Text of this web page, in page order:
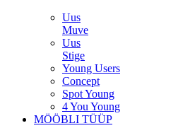
Uus
Muve
Uus
Stige
Young Users
Concept
Spot Young
4 You Young
MÖÖBLI TÜÜP